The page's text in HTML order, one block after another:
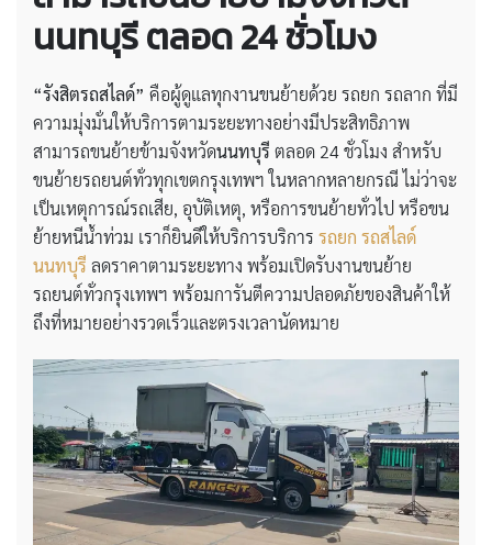
นนทบุรี ตลอด 24 ชั่วโมง
“รังสิตรถสไลด์” คือผู้ดูแลทุกงานขนย้ายด้วย รถยก รถลาก ที่มี
ความมุ่งมั่นให้บริการตามระยะทางอย่างมีประสิทธิภาพ
สามารถขนย้ายข้ามจังหวัดนนทบุรี ตลอด 24 ชั่วโมง สำหรับ
ขนย้ายรถยนต์ทั่วทุกเขตกรุงเทพฯ ในหลากหลายกรณี ไม่ว่าจะ
เป็นเหตุการณ์รถเสีย, อุบัติเหตุ, หรือการขนย้ายทั่วไป หรือขน
ย้ายหนีน้ำท่วม เราก็ยินดีให้บริการบริการ รถยก รถสไลด์
นนทบุรี ลดราคาตามระยะทาง พร้อมเปิดรับงานขนย้าย
รถยนต์ทั่วกรุงเทพฯ พร้อมการันตีความปลอดภัยของสินค้าให้
ถึงที่หมายอย่างรวดเร็วและตรงเวลานัดหมาย